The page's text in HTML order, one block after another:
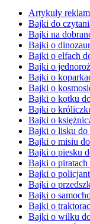
Artykuły
Bajki do
Bajki na
Bajki o
Bajki o elfach
Bajki o
Bajki o
Bajki o
Bajki o kotku
Bajki o
Bajki o
Bajki o lisku do
Bajki o misiu
Bajki o piesku
Bajki o piratach
Bajki o
Bajki o
Bajki o
Bajki o
Bajki o wilku